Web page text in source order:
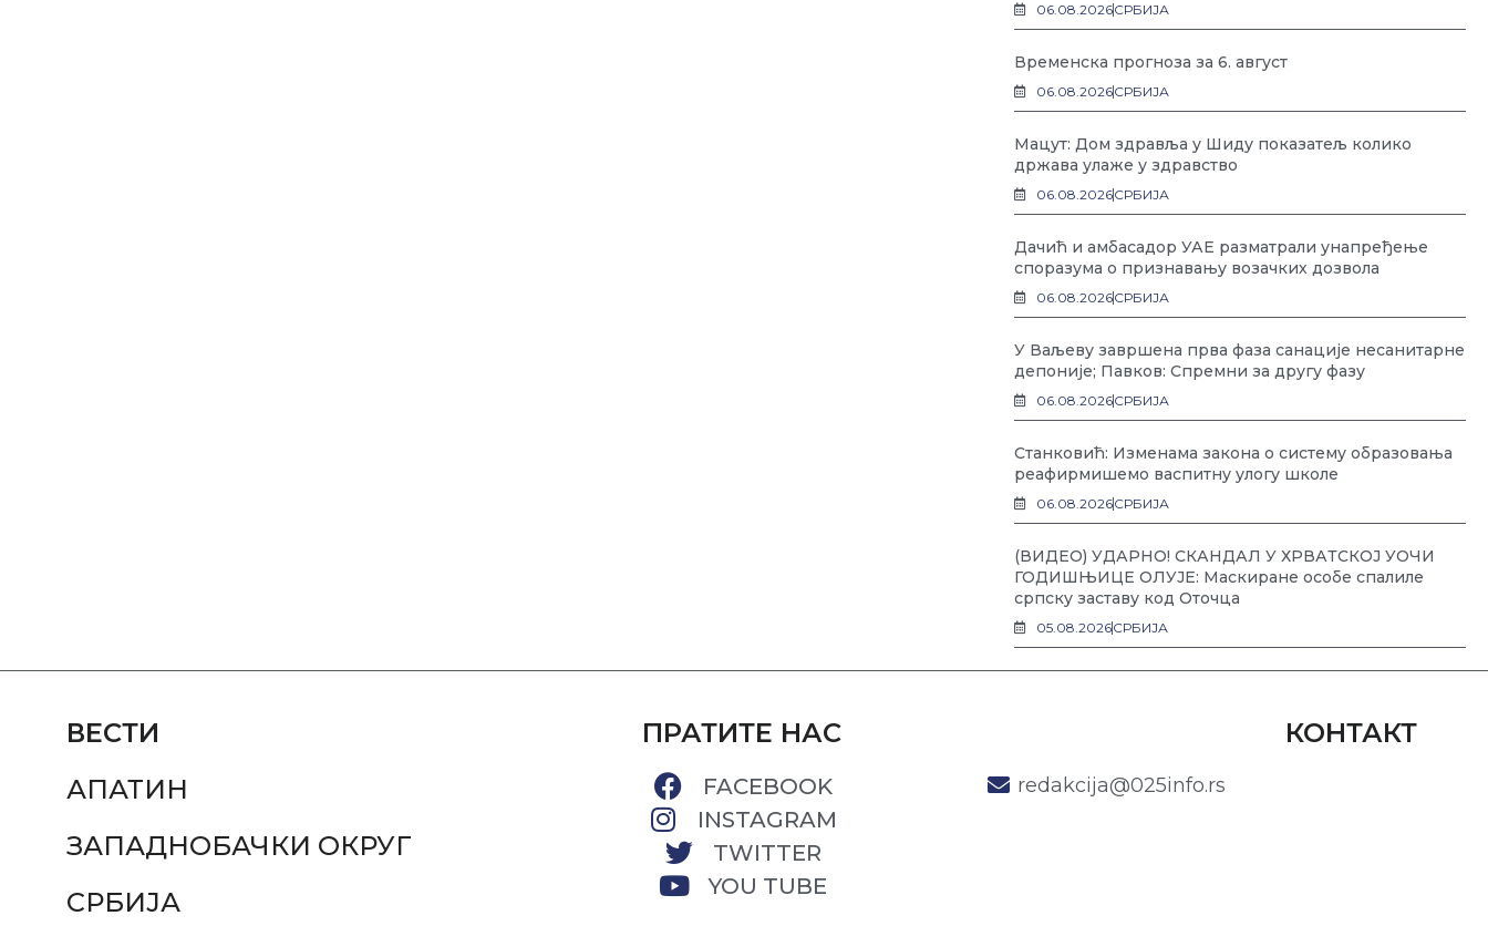
06.08.2026СРБИЈА
Временска прогноза за 6. август
06.08.2026СРБИЈА
Мацут: Дом здравља у Шиду показатељ колико
држава улаже у здравство
06.08.2026СРБИЈА
Дачић и амбасадор УАЕ разматрали унапређење
споразума о признавању возачких дозвола
06.08.2026СРБИЈА
У Ваљеву завршена прва фаза санације несанитарне
депоније; Павков: Спремни за другу фазу
06.08.2026СРБИЈА
Станковић: Изменама закона о систему образовања
реафирмишемо васпитну улогу школе
06.08.2026СРБИЈА
(ВИДЕО) УДАРНО! СКАНДАЛ У ХРВАТСКОЈ УОЧИ
ГОДИШЊИЦЕ ОЛУЈЕ: Маскиране особе спалиле
српску заставу код Оточца
05.08.2026СРБИЈА
ВЕСТИ
АПАТИН
ЗАПАДНОБАЧКИ ОКРУГ
СРБИЈА
ПРАТИТЕ НАС
FACEBOOK
INSTAGRAM
TWITTER
YOU TUBE
КОНТАКТ
redakcija@025info.rs